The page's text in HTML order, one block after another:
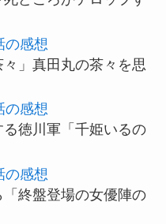
の感想
々」真田丸の茶々を思
の感想
徳川軍「千姫いるの
の感想
終盤登場の女優陣の